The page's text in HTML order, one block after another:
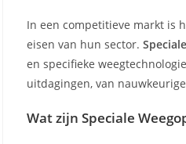
In een competitieve markt is
eisen van hun sector.
en specifieke
uitdagingen, van
Wat zijn Speciale